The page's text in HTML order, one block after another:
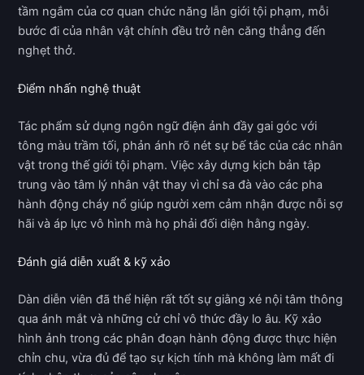
tầm ngắm của cơ quan chức năng lẫn giới tội phạm, mỗi
bước đi của nhân vật chính đều trở nên căng thẳng đến
nghẹt thở.
Điểm nhấn nghệ thuật
Tác phẩm sử dụng ngôn ngữ điện ảnh đầy gai góc với
tông màu trầm tối, phản ánh rõ nét sự bế tắc của các nhân
vật trong thế giới tội phạm. Việc xây dựng kịch bản tập
trung vào tâm lý nhân vật thay vì chỉ sa đà vào các pha
hành động cháy nổ giúp người xem cảm nhận được nỗi sợ
hãi và áp lực vô hình mà họ phải đối diện hằng ngày.
Đánh giá diễn xuất & kỹ xảo
Dàn diễn viên đã thể hiện rất tốt sự giằng xé nội tâm thông
qua ánh mắt và những cử chỉ vô thức đầy lo âu. Kỹ xảo
hình ảnh trong các phân đoạn hành động được thực hiện
chỉn chu, vừa đủ để tạo sự kịch tính mà không làm mất đi